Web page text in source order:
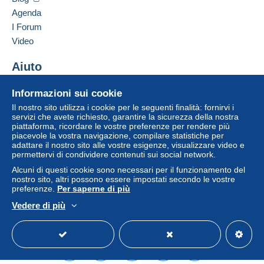
Zona 3
Questa zona comprendeun paese.
Metodo di spedizione
Pagamento con:
Lettera (formato normale/piccolo)
0,80 €
1,00 €
Per accedere alle informazioni
sulla consegna, è necessario
essere un utente registrato ed
effettuare il login.
Login
Registr
ati
Aggiungere questo venditore ai preferiti
Informazioni sui cookie
Il nostro sito utilizza i cookie per le seguenti finalità: fornirvi i
servizi che avete richiesto, garantire la sicurezza della nostra
piattaforma, ricordare le vostre preferenze per rendere più
piacevole la vostra navigazione, compilare statistiche per
adattare il nostro sito alle vostre esigenze, visualizzare video e
permettervi di condividere contenuti sui social network.
Alcuni di questi cookie sono necessari per il funzionamento del
nostro sito, altri possono essere impostati secondo le vostre
preferenze. Per saperne di più
Vedere di più
Agenda
I Forum
Video
Aiuto
Vendere su Delcampe
Un sito sicuro